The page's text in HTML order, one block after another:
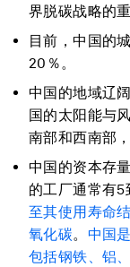
界脱碳战略的
目前，中国的
20％。
中国的地域辽
国的太阳能与
南部和西南部
中国的资本存
的工厂通常有5
至其使用寿命
氧化碳。 中国
包括钢铁、铝